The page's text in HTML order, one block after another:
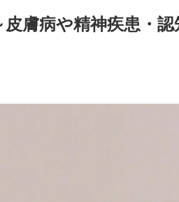
膚病や精神疾患・